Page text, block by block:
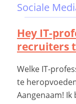
Sociale
Hey IT-
recruiters
Welke IT-
te
Aangenaam! Ik